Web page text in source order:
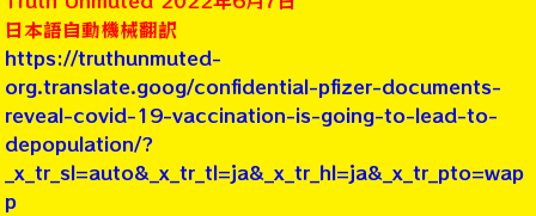
日本語自動機械翻訳
https://truthunmuted-
org.translate.goog/confidential-pfizer-documents-
reveal-covid-19-vaccination-is-going-to-lead-to-
depopulation/?
_x_tr_sl=auto&_x_tr_tl=ja&_x_tr_hl=ja&_x_tr_pto=wap
p